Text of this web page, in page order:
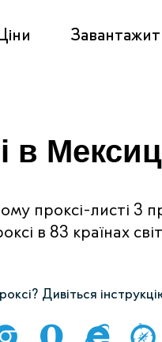
в
проксі-листі 3
в 83 країнах
Дивіться